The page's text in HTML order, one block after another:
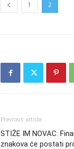
1 2
Previous article
STIŽE IM NOVAC:
znakova će postati